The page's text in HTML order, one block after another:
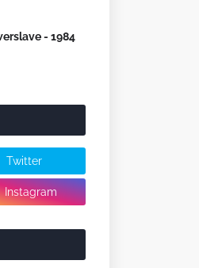
- 1984
Twitter
Instagram